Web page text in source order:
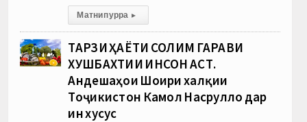
Матни пурра ▸
ТАРЗИ ҲАЁТИ СОЛИМ ГАРАВИ
ХУШБАХТИИ ИНСОН АСТ.
Андешаҳои Шоири халқии
Тоҷикистон Камол Насрулло дар
ин хусус